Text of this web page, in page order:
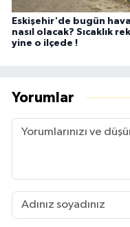
Eskişehir'de bugün hava
nasıl olacak? Sıcaklık
yine o ilçede !
Yorumlar